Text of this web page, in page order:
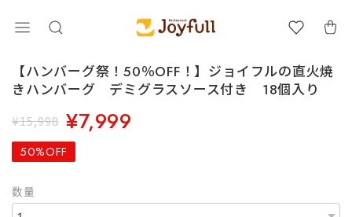
【ハンバーグ祭！50％OFF！】ジョイフルの直火焼
きハンバーグ デミグラスソース付き 18個入り
¥15,998 ¥7,999
50%OFF
数量